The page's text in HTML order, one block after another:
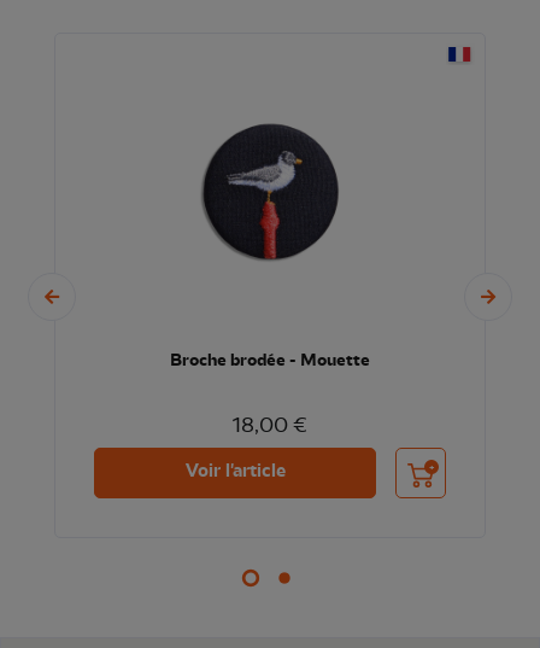
Broche brodée - Mouette
18,00 €
Voir l'article Ajouter au panier